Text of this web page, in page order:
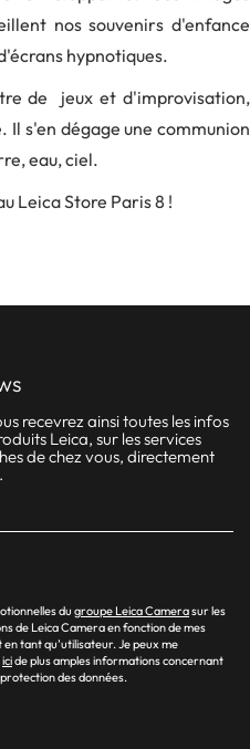
nos souvenirs d'enfance
hypnotiques.
de jeux et d'improvisation,
Il s'en dégage une communion
eau, ciel.
Leica Store Paris 8 !
recevrez ainsi toutes les infos
Leica, sur les services
de chez vous, directement
du groupe Leica Camerasur les
de Leica Camera en fonction de mes
tant qu’utilisateur. Je peux me
icide plus amples informations concernant
des données.